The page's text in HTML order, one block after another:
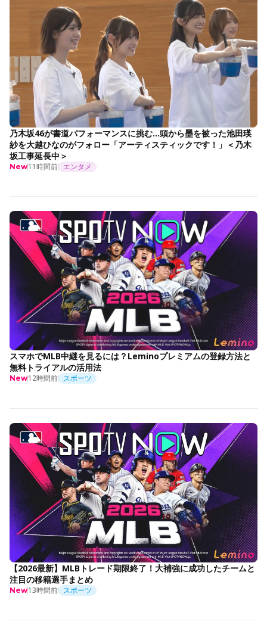
乃木坂46が書道パフォーマンスに挑む…頭から墨を被った池田瑛
紗を大越ひなのがフォロー「アーティスティックです！」＜乃木
坂工事延長中＞
New11時間前 エンタメ
スマホでMLB中継を見るには？Leminoプレミアムの登録方法と
無料トライアルの活用法
New12時間前 スポーツ
【2026最新】MLBトレード期限終了！大補強に成功したチームと
注目の移籍選手まとめ
New13時間前 スポーツ